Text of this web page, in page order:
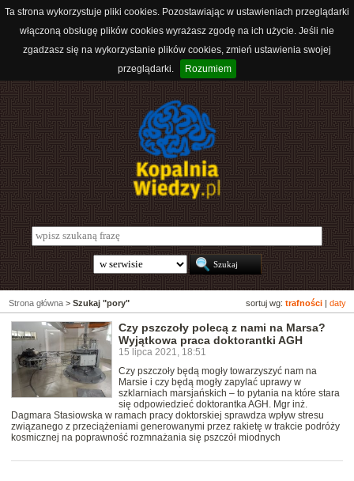
Ta strona wykorzystuje pliki cookies. Pozostawiając w ustawieniach przeglądarki
włączoną obsługę plików cookies wyrażasz zgodę na ich użycie. Jeśli nie
zgadzasz się na wykorzystanie plików cookies, zmień ustawienia swojej
przeglądarki.
Rozumiem
sortuj wg: trafności daty
Strona główna > Szukaj "pory"
Czy pszczoły polecą z nami na Marsa?
Wyjątkowa praca doktorantki AGH
15 lipca 2021, 18:51
Czy pszczoły będą mogły towarzyszyć nam na
Marsie i czy będą mogły zapylać uprawy w
szklarniach marsjańskich – to pytania na które stara
się odpowiedzieć doktorantka AGH. Mgr inż.
Dagmara Stasiowska w ramach pracy doktorskiej sprawdza wpływ stresu
związanego z przeciążeniami generowanymi przez rakietę w trakcie podróży
kosmicznej na poprawność rozmnażania się pszczół miodnych